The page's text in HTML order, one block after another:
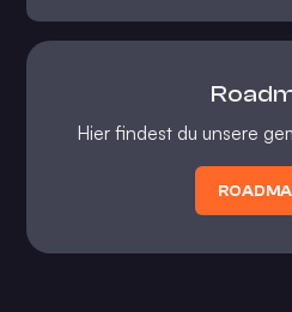
Hier findest du unsere